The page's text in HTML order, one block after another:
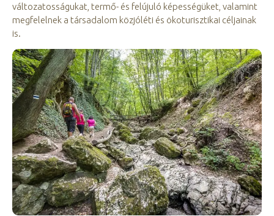
változatosságukat, termő- és felújuló képességüket, valamint
megfelelnek a társadalom közjóléti és ökoturisztikai céljainak
is.